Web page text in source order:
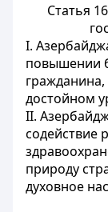
Статья
I.
повышении
достойном
II.
содействие
природу
духовное